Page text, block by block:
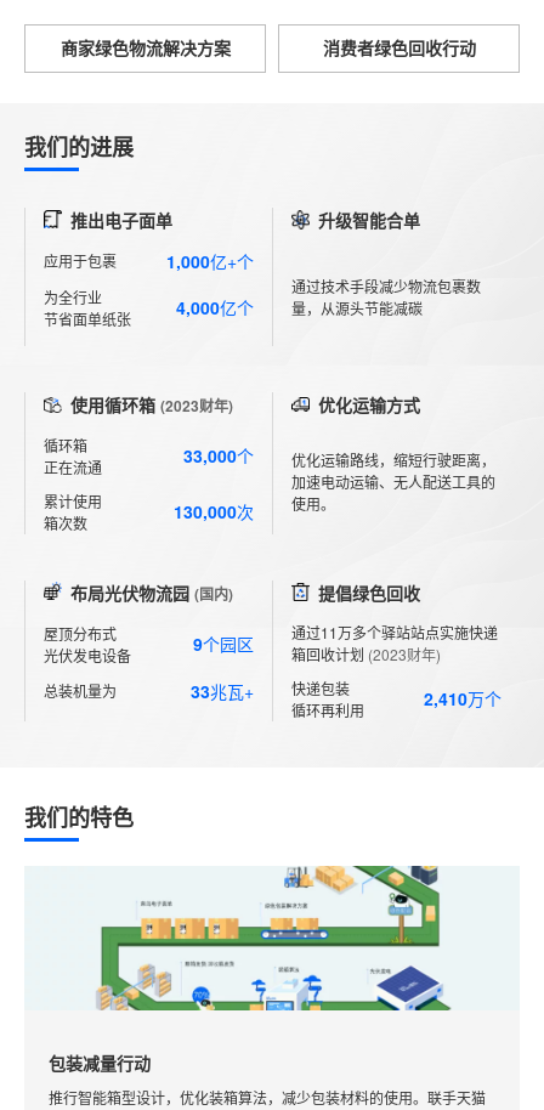
商家绿色物流解决方案 消费者绿色回收行动
我们的进展
推出电子面单
应用于包裹 1,000亿+个
为全行业
节省面单纸张
4,000亿个
升级智能合单
通过技术手段减少物流包裹数
量，从源头节能减碳
使用循环箱 (2023财年)
循环箱
正在流通
33,000个
累计使用
箱次数
130,000次
优化运输方式
优化运输路线，缩短行驶距离，
加速电动运输、无人配送工具的
使用。
布局光伏物流园 (国内)
屋顶分布式
光伏发电设备
9个园区
总装机量为 33兆瓦+
提倡绿色回收
通过11万多个驿站站点实施快递
箱回收计划 (2023财年)
快递包装
循环再利用
2,410万个
我们的特色
包装减量行动
推行智能箱型设计，优化装箱算法，减少包装材料的使用。联手天猫